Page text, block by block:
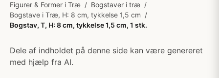
Figurer & Former i Træ / Bogstaver i træ /
Bogstave i Træ, H: 8 cm, tykkelse 1,5 cm /
Bogstav, T, H: 8 cm, tykkelse 1,5 cm, 1 stk.
Dele af indholdet på denne side kan være genereret
med hjælp fra AI.